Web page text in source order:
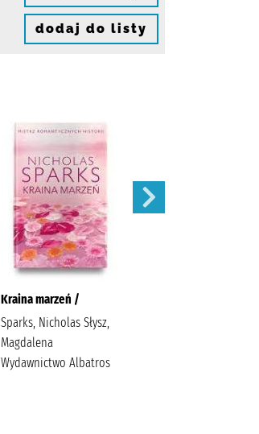
dodaj do listy
Kraina marzeń /
Sparks, Nicholas Słysz,
Magdalena
Wydawnictwo Albatros